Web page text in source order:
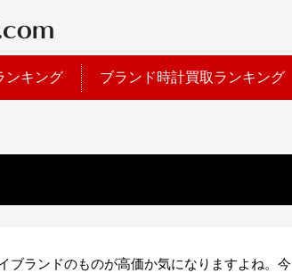
ンキング ブランド時計買取ランキング
ブランドのものが高価か気になりますよね。今